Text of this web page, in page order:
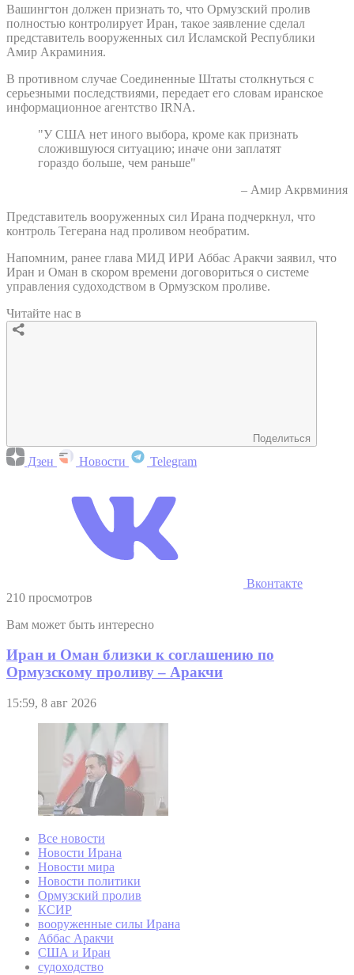
Вашингтон должен признать то, что Ормузский пролив
полностью контролирует Иран, такое заявление сделал
представитель вооруженных сил Исламской Республики
Амир Акраминия.
В противном случае Соединенные Штаты столкнуться с
серьезными последствиями, передает его словам иранское
информационное агентство IRNA.
"У США нет иного выбора, кроме как признать
сложившуюся ситуацию; иначе они заплатят
гораздо больше, чем раньше"
– Амир Акрвминия
Представитель вооруженных сил Ирана подчеркнул, что
контроль Тегерана над проливом необратим.
Напомним, ранее глава МИД ИРИ Аббас Аракчи заявил, что
Иран и Оман в скором времени договориться о системе
управления судоходством в Ормузском проливе.
Читайте нас в
Поделиться
Дзен Новости Telegram
Вконтакте
210 просмотров
Вам может быть интересно
Иран и Оман близки к соглашению по
Ормузскому проливу – Аракчи
15:59, 8 авг 2026
Все новости
Новости Ирана
Новости мира
Новости политики
Ормузский пролив
КСИР
вооруженные силы Ирана
Аббас Аракчи
США и Иран
судоходство